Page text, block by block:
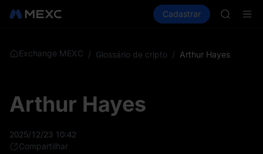
Mercados Spot Futuros
Cadastrar
Unitree
Exchange MEXC / Glossário de cripto / Arthur Hayes
Arthur Hayes
2025/12/23 10:42
Compartilhar